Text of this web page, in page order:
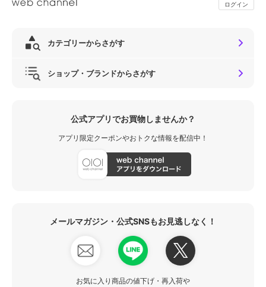
ログイン
カテゴリーからさがす
ショップ・ブランドからさがす
公式アプリでお買物しませんか？
アプリ限定クーポンやおトクな情報を配信中！
メールマガジン・公式SNSもお見逃しなく！
お気に入り商品の値下げ・再入荷や